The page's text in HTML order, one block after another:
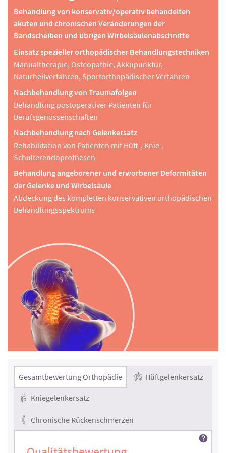
Behandlung von konservativ/operativ behandelten
akuten und chronischen Veränderungen der
Bandscheiben und übrigen Wirbelsäulenabschnitte
Einsatz spezieller orthopädischer Behandlungstechniken
Manualtherapie, Osteopathie, Akkupunktur,
Naturheilverfahren, Sportorthopädischer Verfahren
Nachbehandlung von Traumafolgen
Behandlung postoperativer Patienten für
Berufsgenossenschaften
Nachbehandlung nach Gelenkersatz
Rehabilitation von Patienten mit Hüft-, Knie-,
Schulterendoprothesen
Behandlung angeborener und erworbener Deformitäten
der Gelenke und Wirbelsäule
Abdeckung des kompletten konservativen orthopädischen
Behandlungsspektrums
Gesamtbewertung Orthopädie Hüftgelenkersatz
Kniegelenkersatz
Chronische Rückenschmerzen